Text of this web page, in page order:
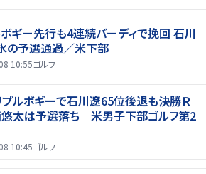
ボギー先行も4連続バーディで挽回 石川
の予選通過／米下部
10:55ゴルフ
プルボギーで石川遼65位後退も決勝Ｒ
悠太は予選落ち 米男子下部ゴルフ第2
10:45ゴルフ